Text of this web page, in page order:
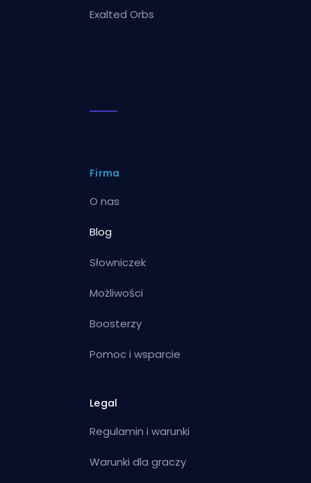
Exalted Orbs
Firma
O nas
Blog
Słowniczek
Możliwości
Boosterzy
Pomoc i wsparcie
Legal
Regulamin i warunki
Warunki dla graczy